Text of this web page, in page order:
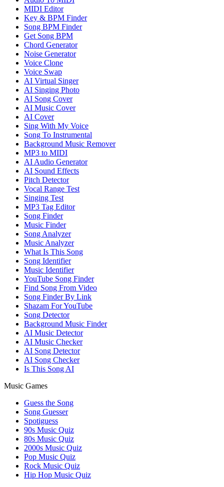
MIDI Editor
Key & BPM Finder
Song BPM Finder
Get Song BPM
Chord Generator
Noise Generator
Voice Clone
Voice Swap
AI Virtual Singer
AI Singing Photo
AI Song Cover
AI Music Cover
AI Cover
Sing With My Voice
Song To Instrumental
Background Music Remover
MP3 to MIDI
AI Audio Generator
AI Sound Effects
Pitch Detector
Vocal Range Test
Singing Test
MP3 Tag Editor
Song Finder
Music Finder
Song Analyzer
Music Analyzer
What Is This Song
Song Identifier
Music Identifier
YouTube Song Finder
Find Song From Video
Song Finder By Link
Shazam For YouTube
Song Detector
Background Music Finder
AI Music Detector
AI Music Checker
AI Song Detector
AI Song Checker
Is This Song AI
Music Games
Guess the Song
Song Guesser
Spotiguess
90s Music Quiz
80s Music Quiz
2000s Music Quiz
Pop Music Quiz
Rock Music Quiz
Hip Hop Music Quiz